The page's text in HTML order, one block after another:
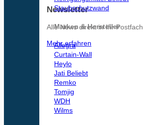
Newsletter
Alle News direkt in Ihr Postfach.
Mehr erfahren
Staubschutzwand
Marken & Hersteller
Allegra
Curtain-Wall
Heylo
Jati
Remko
Tomjig
WDH
Wilms